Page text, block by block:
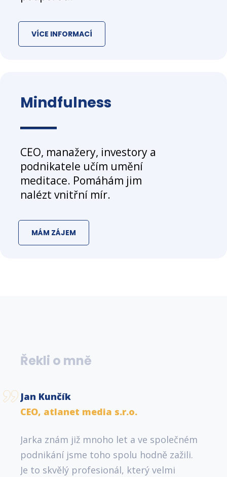
VÍCE INFORMACÍ
Mindfulness
CEO, manažery, investory a
podnikatele učím umění
meditace. Pomáhám jim
nalézt vnitřní mír.
MÁM ZÁJEM
Řekli o mně
Jan Kunčík
CEO, atlanet media s.r.o.
Jarka znám již mnoho let a ve společném
podnikání jsme toho spolu hodně zažili.
Je to skvělý profesionál, který velmi